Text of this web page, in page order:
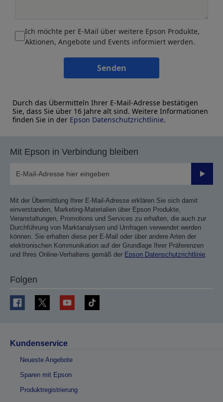
Ich möchte per E-Mail über weitere Epson Produkte,
Aktionen, Angebote und Events informiert werden.
Senden
Durch das Übermitteln Ihrer E-Mail-Adresse bestätigen
Sie, dass Sie über 16 Jahre alt sind. Weitere Informationen
finden Sie in der Epson Datenschutzrichtlinie.
Mit Epson in Verbindung bleiben
Mit der Übermittlung Ihrer E-Mail-Adresse erklären Sie sich damit
einverstanden, Marketing-Materialien über Epson Produkte,
Veranstaltungen, Promotions und Services zu erhalten, die auch zur
Durchführung von Marktanalysen und Umfragen verwendet werden
können. Sie erhalten diese per E-Mail oder über andere Arten der
elektronischen Kommunikation auf der Grundlage Ihrer Präferenzen
und Ihres Online-Verhaltens gemäß der Epson Datenschutzrichtlinie.
Folgen
Kundenservice
Neueste Angebote
Sparen mit Epson
Produktregistrierung